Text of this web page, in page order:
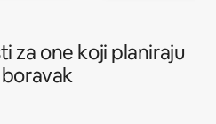
za one koji planiraju